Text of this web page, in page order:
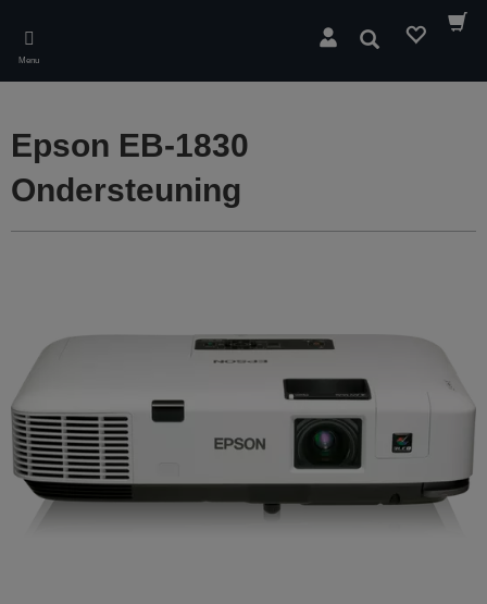
main
content
Menu
Zoeken
Epson EB-1830
Ondersteuning